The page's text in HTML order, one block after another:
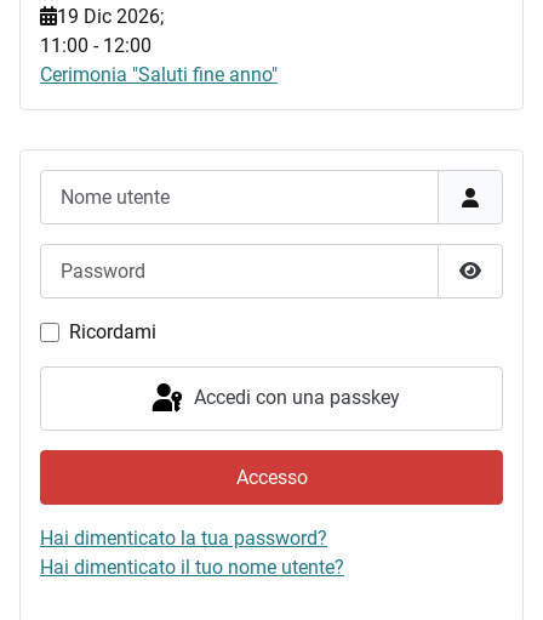
Mostra
Ricordami
Accedi con una passkey
Accesso
Hai dimenticato la tua password?
Hai dimenticato il tuo nome utente?
19 Dic 2026;
11:00 - 12:00
Cerimonia "Saluti fine anno"